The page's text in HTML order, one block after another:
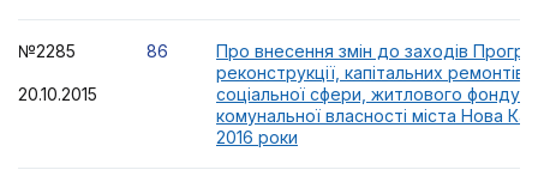
№2285
20.10.2015
86
Про внесення змін до заходів
реконструкції, капітальних ремонтів
соціальної сфери, житлового фонду
комунальної власності міста Нова
2016 роки